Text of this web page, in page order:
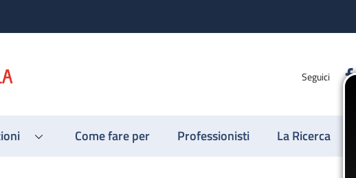
Seguici
Come fare per Professionisti La Ricerca